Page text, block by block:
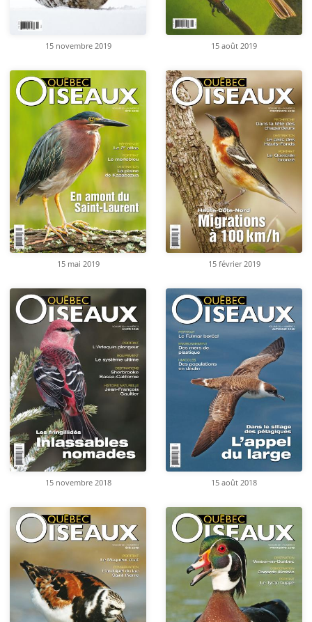
15 novembre 2019 15 août 2019
15 mai 2019 15 février 2019
15 novembre 2018 15 août 2018